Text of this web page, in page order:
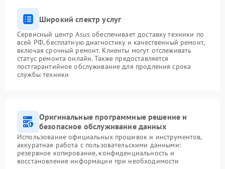
Широкий спектр услуг
Сервисный центр Asus обеспечивает доставку техники по
всей РФ, бесплатную диагностику и качественный ремонт,
включая срочный ремонт. Клиенты могут отслеживать
статус ремонта онлайн. Также предоставляется
постгарантийное обслуживание для продления срока
службы техники
Оригинальные программные решение и
безопасное обслуживание данных
Использование официальных прошивок и инструментов,
аккуратная работа с пользовательскими данными:
резервное копирование, конфиденциальность и
восстановление информации при необходимости